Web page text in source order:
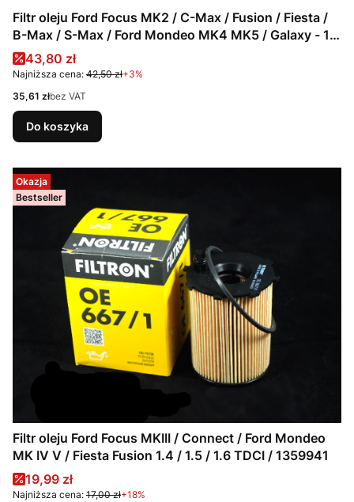
Filtr oleju Ford Focus MK2 / C-Max / Fusion / Fiesta /
B-Max / S-Max / Ford Mondeo MK4 MK5 / Galaxy - 1.4
1.5 1.6 TDCi / 1359941
Cena promocyjna
43,80 zł
Najniższa cena: 42,50 zł+3%
Cena
35,61 złbez VAT
Do koszyka
Okazja
Bestseller
Filtr oleju Ford Focus MKIII / Connect / Ford Mondeo
MK IV V / Fiesta Fusion 1.4 / 1.5 / 1.6 TDCI / 1359941
Cena promocyjna
19,99 zł
Najniższa cena: 17,00 zł+18%